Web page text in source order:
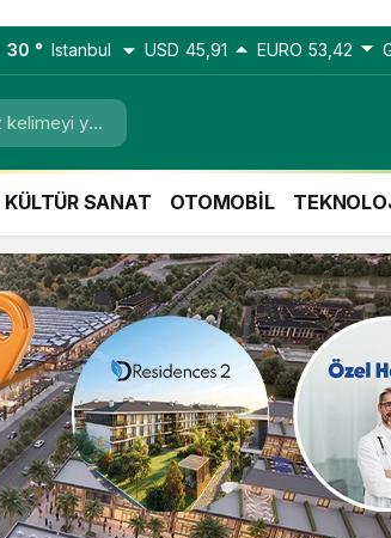
30 ° Istanbul USD 45,91 EURO 53,42
KÜLTÜR SANAT OTOMOBİL